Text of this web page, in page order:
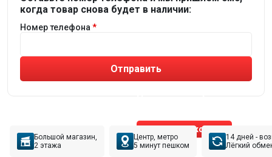
когда товар снова будет в наличии:
Номер телефона
Отправить
Позвонить эксперту
Большой магазин,
2 этажа
Центр, метро
5 минут пешком
14 дней -
Лёгкий